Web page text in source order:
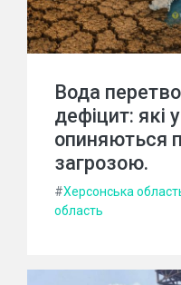
Вода
дефіцит: які
опиняються
загрозою.
#Херсонська
область